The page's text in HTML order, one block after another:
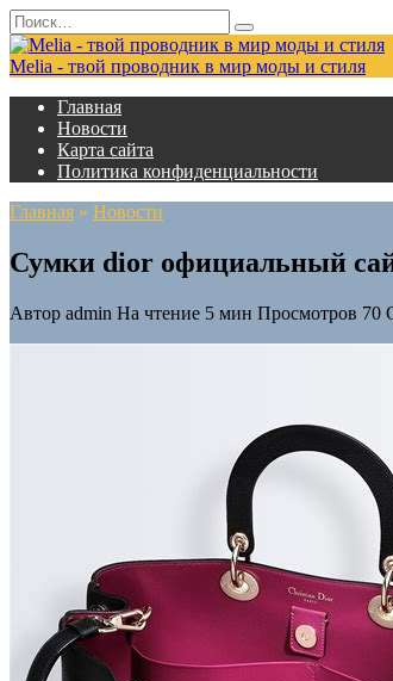
Перейти
к
содержанию
Search
for:
Melia - твой проводник в мир моды и стиля
Главная
Новости
Карта сайта
Политика конфиденциальности
Главная » Новости
Сумки dior официальный
Автор admin На чтение 5 мин Просмотров 70